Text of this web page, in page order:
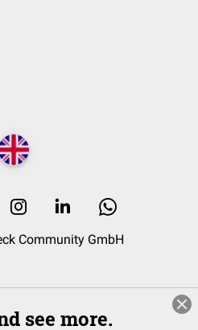
Community GmbH
see more.